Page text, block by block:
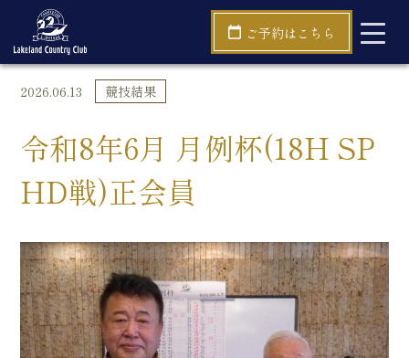
ご予約はこちら
TOP 令和8年6月 月例杯(18H SP HD戦)正会員
2026.06.13 競技結果
令和8年6月 月例杯(18H SP
HD戦)正会員